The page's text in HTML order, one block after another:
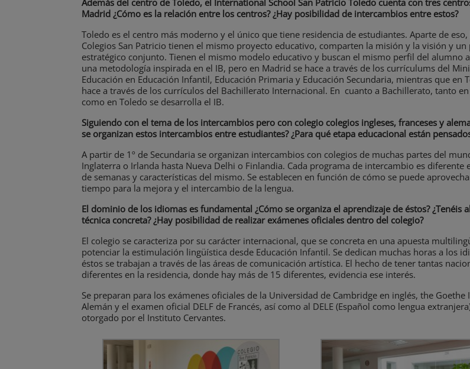
Madrid ¿Cómo es la relación entre los centros? ¿Hay posibilidad de intercambios entre estos?
Toledo es el centro más moderno y el único que tiene residencia de estudiantes. Aparte de
Colegios San Patricio tienen el mismo proyecto educativo, comparten la misión y la visión y un
estratégico conjunto. Tienen el mismo modelo educativo y buscan el mismo perfil del alumno
una metodología inspirada en el IB, pero en Madrid se hace a través de los currículums del
Educación en Educación Infantil, Educación Primaria y Educación Secundaria, mientras que en
hace a través de los currículos del Bachillerato Internacional. En cuanto a Bachillerato, tanto
como en Toledo se desarrolla el IB.
Siguiendo con el tema de los intercambios pero con colegio colegios ingleses, franceses y
se organizan estos intercambios entre estudiantes? ¿Para qué etapa educacional están
A partir de 1º de Secundaria se organizan intercambios con colegios de muchas partes del
Inglaterra o Irlanda hasta Nueva Delhi o Finlandia. Cada programa de intercambio es diferente
de semanas y características del mismo. Se establecen en función de cómo se puede
tiempo para la mejora y el intercambio de la lengua.
El dominio de los idiomas es fundamental ¿Cómo se organiza el aprendizaje de éstos? ¿Tenéis
técnica concreta? ¿Hay posibilidad de realizar exámenes oficiales dentro del colegio?
El colegio se caracteriza por su carácter internacional, que se concreta en una apuesta
potenciar la estimulación lingüística desde Educación Infantil. Se dedican muchas horas a los
éstos se trabajan a través de las áreas de comunicación artística. El hecho de tener tantas
diferentes en la residencia, donde hay más de 15 diferentes, evidencia ese interés.
Se preparan para los exámenes oficiales de la Universidad de Cambridge en inglés, the Goethe
Alemán y el examen oficial DELF de Francés, así como al DELE (Español como lengua
otorgado por el Instituto Cervantes.